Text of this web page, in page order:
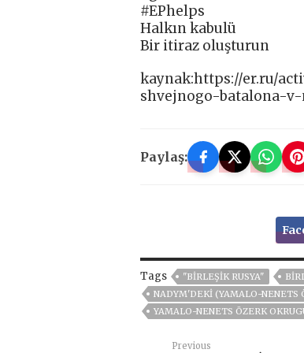
#EPhelps
Halkın kabulü
Bir itiraz oluşturun
kaynak:https://er.ru/
shvejnogo-batalona-
Paylaş:
Tags "BIRLEŞIK RUSYA"
NADYM'DEKI (YAMALO-NENETS
YAMALO-NENETS ÖZERK
Previous